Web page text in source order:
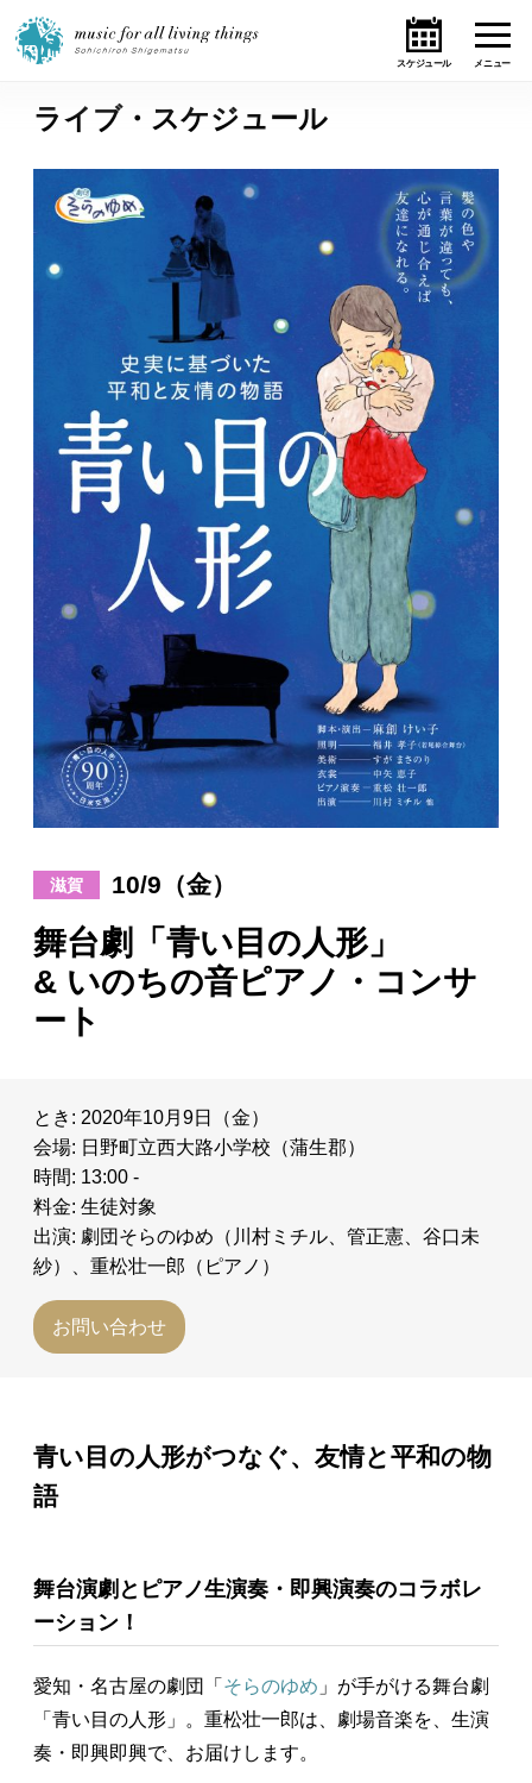
ホーム
ニュース
ライブ・スケジュール
作品
オンライン・ショップ
ギャラリー
日々のレポート
プロフィール
演奏依頼
ライブ・スケジュール
滋賀 10/9（金）
舞台劇「青い目の人形」
& いのちの音ピアノ・コンサ
ート
とき: 2020年10月9日（金）
会場: 日野町立西大路小学校（蒲生郡）
時間: 13:00 -
料金: 生徒対象
出演: 劇団そらのゆめ（川村ミチル、管正憲、谷口未
紗）、重松壮一郎（ピアノ）
お問い合わせ
青い目の人形がつなぐ、友情と平和の物
語
舞台演劇とピアノ生演奏・即興演奏のコラボレ
ーション！
愛知・名古屋の劇団「 そらのゆめ 」が手がける舞台劇
「青い目の人形」。重松壮一郎は、劇場音楽を、生演
奏・即興即興で、お届けします。